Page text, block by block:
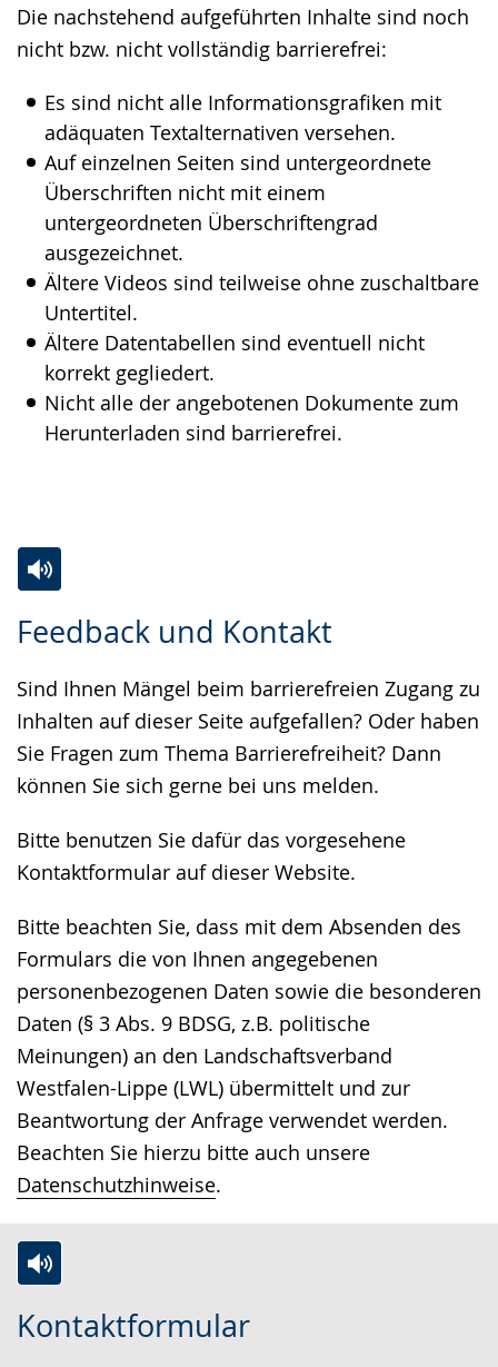
Die nachstehend aufgeführten Inhalte sind noch
nicht bzw. nicht vollständig barrierefrei:
Es sind nicht alle Informationsgrafiken mit
adäquaten Textalternativen versehen.
Auf einzelnen Seiten sind untergeordnete
Überschriften nicht mit einem
untergeordneten Überschriftengrad
ausgezeichnet.
Ältere Videos sind teilweise ohne zuschaltbare
Untertitel.
Ältere Datentabellen sind eventuell nicht
korrekt gegliedert.
Nicht alle der angebotenen Dokumente zum
Herunterladen sind barrierefrei.
wechseln.
Deutscher
Gebärdensprache
wird
angezeigt.
Feedback und Kontakt
Sind Ihnen Mängel beim barrierefreien Zugang zu
Inhalten auf dieser Seite aufgefallen? Oder haben
Sie Fragen zum Thema Barrierefreiheit? Dann
können Sie sich gerne bei uns melden.
Bitte benutzen Sie dafür das vorgesehene
Kontaktformular auf dieser Website.
Bitte beachten Sie, dass mit dem Absenden des
Formulars die von Ihnen angegebenen
personenbezogenen Daten sowie die besonderen
Daten (§ 3 Abs. 9 BDSG, z.B. politische
Meinungen) an den Landschaftsverband
Westfalen-Lippe (LWL) übermittelt und zur
Beantwortung der Anfrage verwendet werden.
Beachten Sie hierzu bitte auch unsere
Datenschutzhinweise.
Leichten
wechseln.
Audio-
Video
Deutscher
Gebärdensprache
wird
angezeigt.
Kontaktformular
Leichten
Audio-
Video